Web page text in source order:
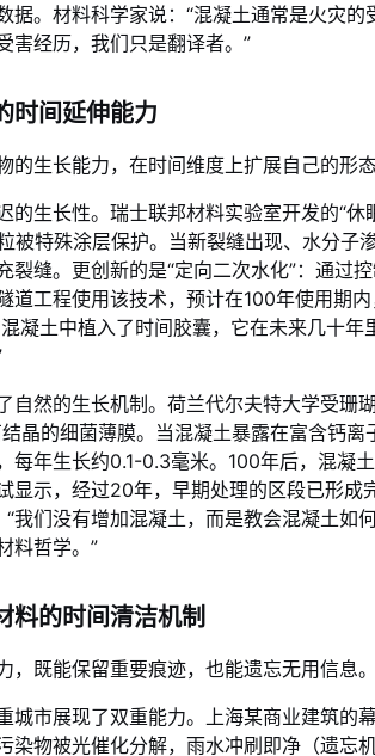
据。材料科学家说：“混凝土通常是火灾
害经历，我们只是翻译者。”
时间延伸能力
的生长能力，在时间维度上扩展自己的形态
的生长性。瑞士联邦材料实验室开发的“休
被特殊涂层保护。当新裂缝出现、水分子
缝。更创新的是“定向二次水化”：通过
道工程使用该技术，预计在100年使用期
凝土中植入了时间胶囊，它在未来几十
自然的生长机制。荷兰代尔夫特大学受珊
晶的细菌薄膜。当混凝土暴露在富含钙
每年生长约0.1-0.3毫米。100年后，混凝
显示，经过20年，早期处理的区段已形成
我们没有增加混凝土，而是教会混凝土如
料哲学。”
料的时间清洁机制
既能保留重要痕迹，也能遗忘无用信息。
城市展现了双重能力。上海某商业建筑的
染物被光催化分解，雨水冲刷即净（遗忘